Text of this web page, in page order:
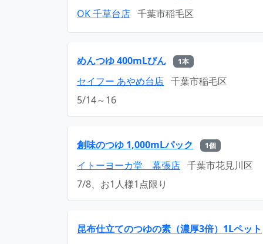
OK 千草台店 千葉市稲毛区
めんつゆ 400mLびん 1本
セイフー あやめ台店 千葉市稲毛区
5/14～16
創味のつゆ 1,000mLパック 1個
イトーヨーカ堂 幕張店 千葉市花見川区
7/8、お1人様1点限り
昆布仕立てのつゆの素（濃厚3倍）1Lペット